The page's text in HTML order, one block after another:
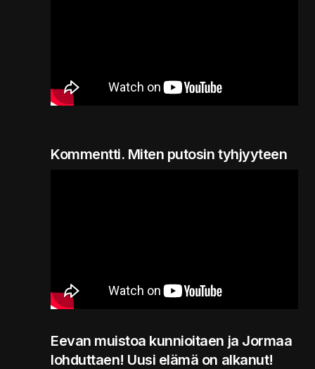
Kommentti. Miten putosin tyhjyyteen
Eevan muistoa kunnioitaen ja Jormaa
lohduttaen! Uusi elämä on alkanut!